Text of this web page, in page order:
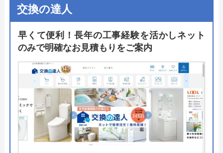
ニッカホームでは自社内の職人が工事を行う自社施
工を徹底。マージンが発生しないことでのコストダ
ウンに加えて高い品質で施工を依頼できるのがメリ
て細かな設備交換からフルリノベーションまでなん
でも依頼することができます。
公式サイトで
料金詳細を見る
今すぐ電話で相談する
交換の達人
早くて便利！長年の工事経験を活かしネット
のみで明確なお見積もりをご案内